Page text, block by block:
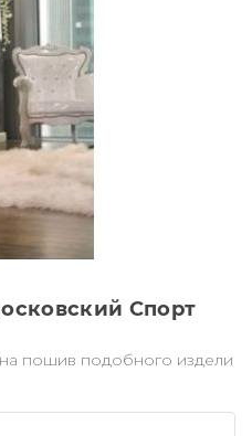
Спорт
пошив подобного издели